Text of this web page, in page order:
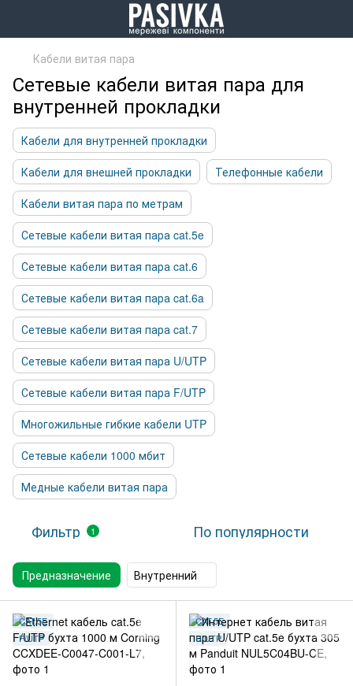
Кабели витая пара
Сетевые кабели витая пара для
внутренней прокладки
Кабели для внутренней прокладки
Кабели для внешней прокладки
Телефонные кабели
Кабели витая пара по метрам
Сетевые кабели витая пара cat.5e
Сетевые кабели витая пара cat.6
Сетевые кабели витая пара cat.6a
Сетевые кабели витая пара cat.7
Сетевые кабели витая пара U/UTP
Сетевые кабели витая пара F/UTP
Многожильные гибкие кабели UTP
Сетевые кабели 1000 мбит
Медные кабели витая пара
Фильтр 1 По популярности
Предназначение Внутренний
CAT.5E
F/UTP
CAT.5E
U/UTP